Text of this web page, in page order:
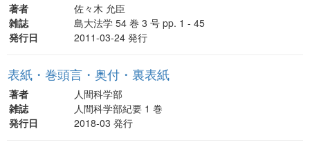
著者
佐々木 允臣
雑誌
島大法学 54 巻 3 号 pp. 1 - 45
発行日
2011-03-24 発行
表紙・巻頭言・奥付・裏表紙
著者
人間科学部
雑誌
人間科学部紀要 1 巻
発行日
2018-03 発行